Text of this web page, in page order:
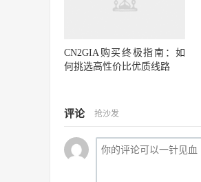
CN2GIA购买终极指南：如
何挑选高性价比优质线路
评论 抢沙发